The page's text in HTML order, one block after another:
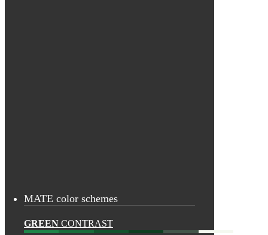
MATE color schemes
GREEN CONTRAST